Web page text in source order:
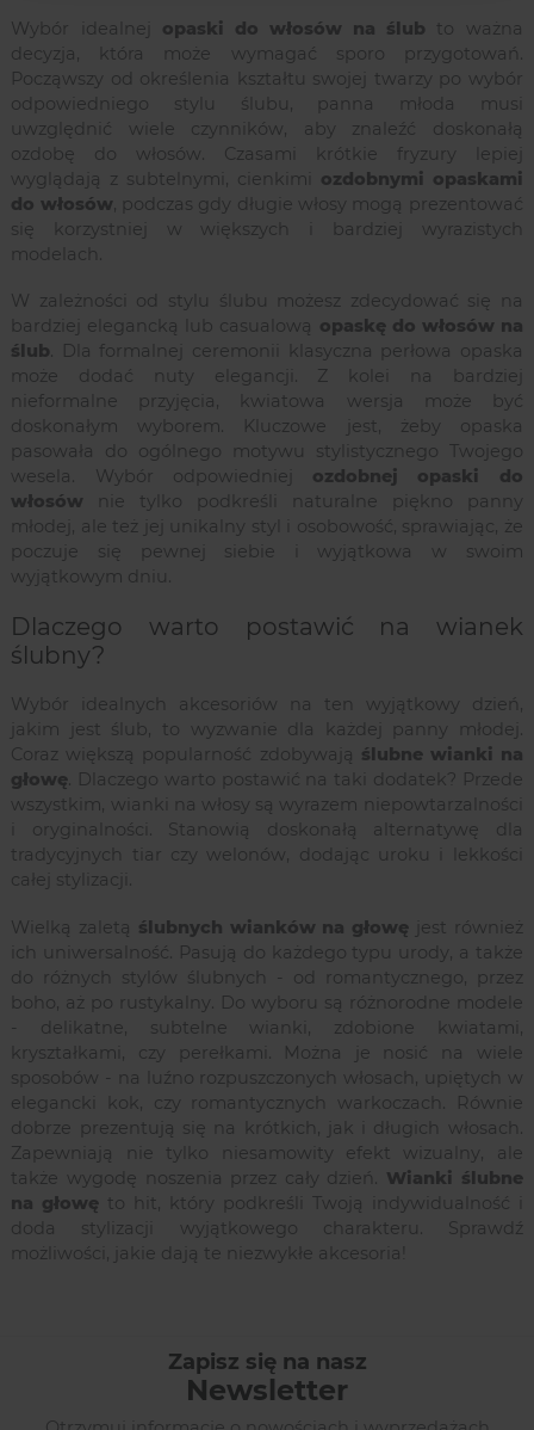
Wybór idealnej opaski do włosów na ślub to ważna
decyzja, która może wymagać sporo przygotowań.
Począwszy od określenia kształtu swojej twarzy po wybór
odpowiedniego stylu ślubu, panna młoda musi
uwzględnić wiele czynników, aby znaleźć doskonałą
ozdobę do włosów. Czasami krótkie fryzury lepiej
wyglądają z subtelnymi, cienkimi ozdobnymi opaskami
do włosów, podczas gdy długie włosy mogą prezentować
się korzystniej w większych i bardziej wyrazistych
modelach.
W zależności od stylu ślubu możesz zdecydować się na
bardziej elegancką lub casualową opaskę do włosów na
ślub. Dla formalnej ceremonii klasyczna perłowa opaska
może dodać nuty elegancji. Z kolei na bardziej
nieformalne przyjęcia, kwiatowa wersja może być
doskonałym wyborem. Kluczowe jest, żeby opaska
pasowała do ogólnego motywu stylistycznego Twojego
wesela. Wybór odpowiedniej ozdobnej opaski do
włosów nie tylko podkreśli naturalne piękno panny
młodej, ale też jej unikalny styl i osobowość, sprawiając, że
poczuje się pewnej siebie i wyjątkowa w swoim
wyjątkowym dniu.
Dlaczego warto postawić na wianek
ślubny?
Wybór idealnych akcesoriów na ten wyjątkowy dzień,
jakim jest ślub, to wyzwanie dla każdej panny młodej.
Coraz większą popularność zdobywają ślubne wianki na
głowę. Dlaczego warto postawić na taki dodatek? Przede
wszystkim, wianki na włosy są wyrazem niepowtarzalności
i oryginalności. Stanowią doskonałą alternatywę dla
tradycyjnych tiar czy welonów, dodając uroku i lekkości
całej stylizacji.
Wielką zaletą ślubnych wianków na głowę jest również
ich uniwersalność. Pasują do każdego typu urody, a także
do różnych stylów ślubnych - od romantycznego, przez
boho, aż po rustykalny. Do wyboru są różnorodne modele
- delikatne, subtelne wianki, zdobione kwiatami,
kryształkami, czy perełkami. Można je nosić na wiele
sposobów - na luźno rozpuszczonych włosach, upiętych w
elegancki kok, czy romantycznych warkoczach. Równie
dobrze prezentują się na krótkich, jak i długich włosach.
Zapewniają nie tylko niesamowity efekt wizualny, ale
także wygodę noszenia przez cały dzień. Wianki ślubne
na głowę to hit, który podkreśli Twoją indywidualność i
doda stylizacji wyjątkowego charakteru. Sprawdź
możliwości, jakie dają te niezwykłe akcesoria!
Zapisz się na nasz
Newsletter